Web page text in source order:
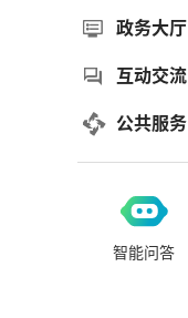
政务大厅
互动交流
公共服务
智能问答